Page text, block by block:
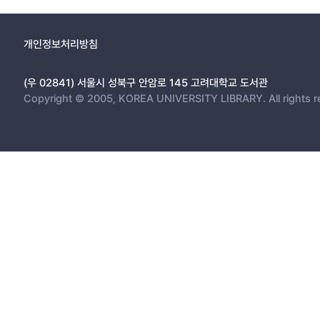
개인정보처리방침
(우 02841) 서울시 성북구 안암로 145 고려대학교 도서관
Copyright © 2005, KOREA UNIVERSITY LIBRARY. All rights